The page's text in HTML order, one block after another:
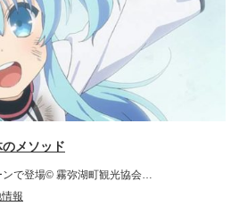
メソッド
ンで登場© 霧弥湖町観光協会…
報